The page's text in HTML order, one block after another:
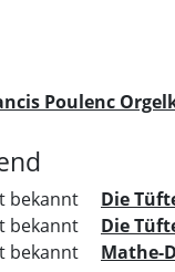
Poulenc
bekannt Die
bekannt
Die
bekannt
Mathe-